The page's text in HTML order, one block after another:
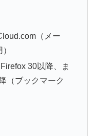
（メー
30以降、ま
（ブックマーク